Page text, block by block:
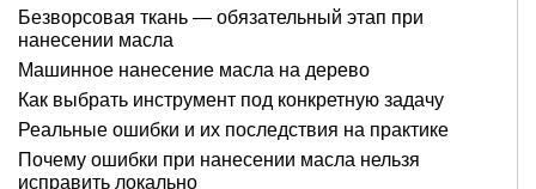
Безворсовая ткань — обязательный этап при
нанесении масла
Машинное нанесение масла на дерево
Как выбрать инструмент под конкретную задачу
Реальные ошибки и их последствия на практике
Почему ошибки при нанесении масла нельзя
исправить локально